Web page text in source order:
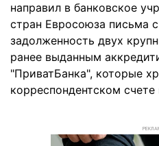
направил в банковское
стран Евросоюза письма
задолженность двух
ранее выданным
"ПриватБанка", которые
корреспондентском счете